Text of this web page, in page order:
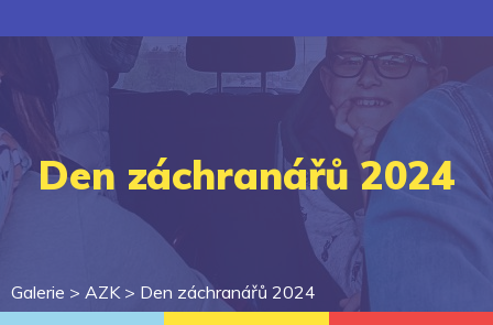
Den záchranářů 2024
Galerie > AZK> Den záchranářů 2024